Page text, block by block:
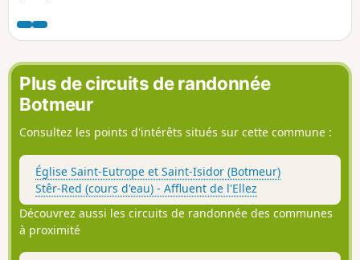
Plus de circuits de randonnée
Botmeur
Consultez les points d'intérêts situés sur cette commune :
Église Saint-Eutrope et Saint-Isidor (Botmeur)
Stêr-Red (cours d'eau) - Affluent de l'Ellez
Découvrez aussi les circuits de randonnée des communes
à proximité